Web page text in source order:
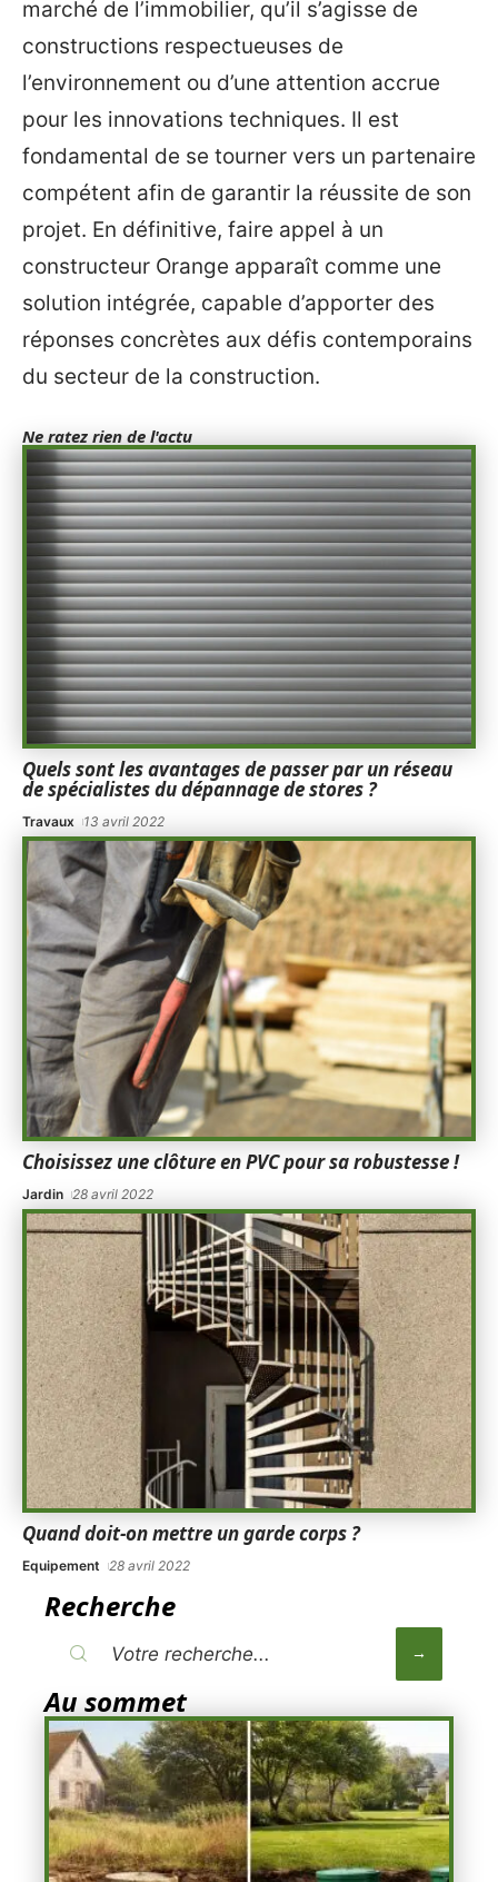
marché de l’immobilier, qu’il s’agisse de
constructions respectueuses de
l’environnement ou d’une attention accrue
pour les innovations techniques. Il est
fondamental de se tourner vers un partenaire
compétent afin de garantir la réussite de son
projet. En définitive, faire appel à un
constructeur Orange apparaît comme une
solution intégrée, capable d’apporter des
réponses concrètes aux défis contemporains
du secteur de la construction.
Ne ratez rien de l'actu
Quels sont les avantages de passer par un réseau
de spécialistes du dépannage de stores ?
Travaux 13 avril 2022
Choisissez une clôture en PVC pour sa robustesse !
Jardin 28 avril 2022
Quand doit-on mettre un garde corps ?
Equipement 28 avril 2022
Recherche
Au sommet